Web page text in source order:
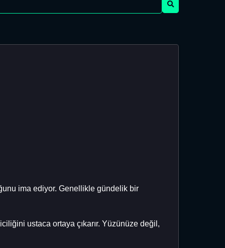
ima ediyor. Genellikle gündelik bir
ustaca ortaya çıkarır. Yüzünüze değil,